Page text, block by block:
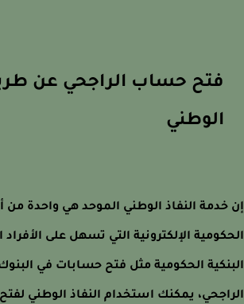
فتح حساب الراجحي عن طريق
الوطني
النفاذ الوطني الموحد هي واحدة من
الإلكترونية التي تسهل على الأفراد
الحكومية مثل فتح حسابات في البنوك
يمكنك استخدام النفاذ الوطني لفتح